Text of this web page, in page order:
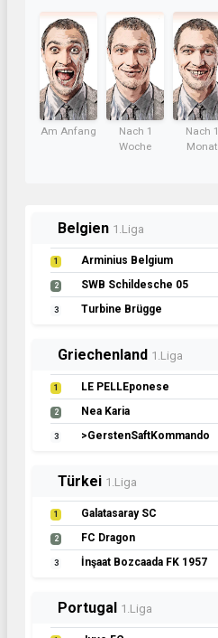
Am Anfang
Nach 1
Woche
Nach 1
Monat
Belgien 1.Liga
1 Arminius Belgium
2 SWB Schildesche 05
3 Turbine Brügge
Griechenland 1.Liga
1 LE PELLEponese
2 Nea Karia
3 >GerstenSaftKommando
Türkei 1.Liga
1 Galatasaray SC
2 FC Dragon
3 İnşaat Bozcaada FK 1957
Portugal 1.Liga